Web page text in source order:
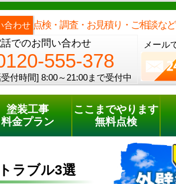
合わせ 点検・調査・お見積り・ご相談な
でのお問い合わせ
555-378
付時間] 8:00～21:00まで受付中
メール
電話でのご相談 [8:00～21:00まで受付中]
phone0120-555-378
塗装工事
料金プラン
ここまでやります
無料点検
ラブル3選